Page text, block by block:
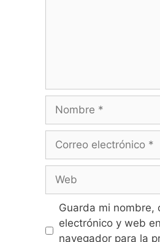
Guarda mi nombre,
electrónico y web
navegador para la